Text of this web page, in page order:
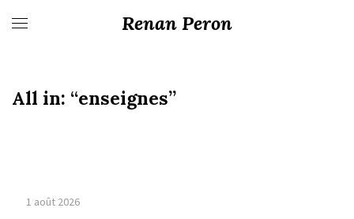
Renan Peron
All in: “enseignes”
1 août 2026